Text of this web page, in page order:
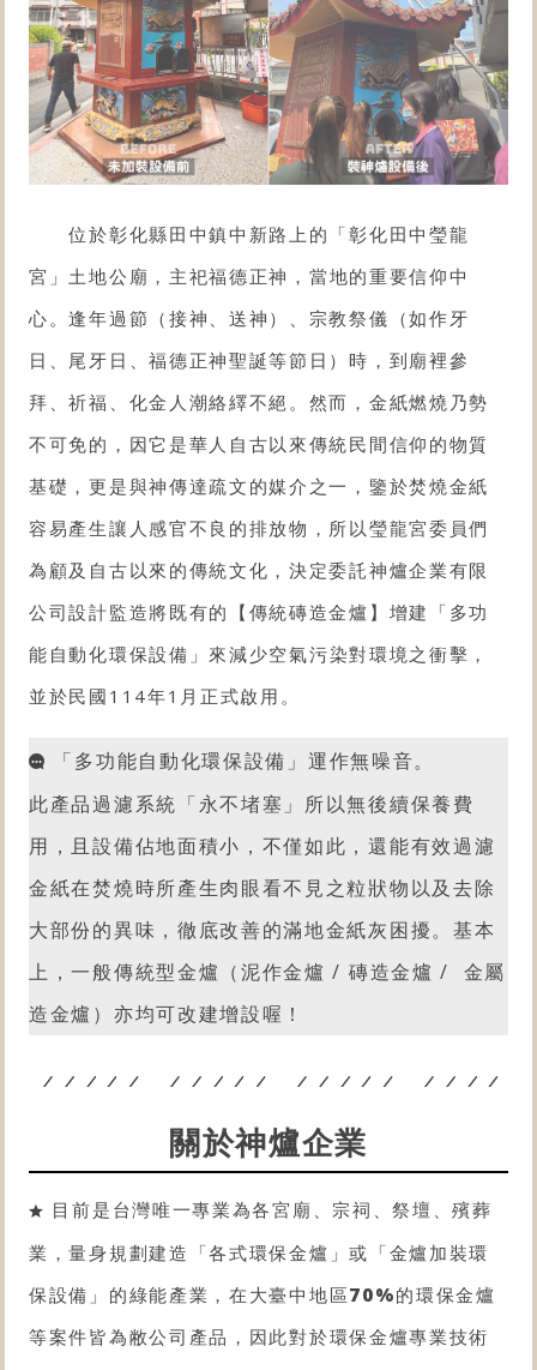
位於彰化縣田中鎮中新路上的「彰化田中瑩龍
宮 」土地公廟，主祀福德正神，當地的重要信仰中
心。逢年過節（接神、送神）、宗教祭儀（如作牙
日、尾牙日、福德正神聖誕等節日）時，到廟裡參
拜、祈福、化金人潮絡繹不絕。然而，金紙燃燒乃勢
不可免的，因它是華人自古以來傳統民間信仰的物質
基礎，更是與神傳達疏文的媒介之一，鑒於焚燒金紙
容易產生讓人感官不良的排放物，所以瑩龍宮委員們
為顧及自古以來的傳統文化，決定委託神爐企業有限
公司設計監造將既有的【傳統磚造金爐】增建「多功
能自動化環保設備 」來減少空氣污染對環境之衝擊，
並於民國114年1月正式啟用。
「多功能自動化環保設備 」運作無噪音。
此產品過濾系統「永不堵塞」所以無後續保養費
用，且設備佔地面積小，不僅如此，還能有效過濾
金紙在焚燒時所產生肉眼看不見之粒狀物以及去除
大部份的異味，徹底改善的滿地金紙灰困擾。基本
上，一般傳統型金爐（泥作金爐 / 磚造金爐 / 金屬
造金爐）亦均可改建增設喔！
關於神爐企業
目前是台灣唯一專業為各宮廟、宗祠、祭壇、殯葬
業，量身規劃建造「各式環保金爐 」或「金爐 加裝環
保設備 」的綠能產業，在大臺中地區70%的環保金爐
等案件皆為敝公司產品，因此對於環保金爐專業技術